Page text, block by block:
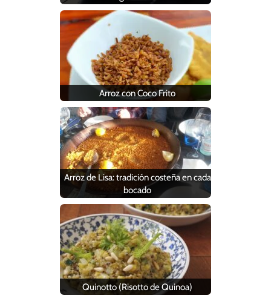
Arroz con Coco Frito
Arroz de Lisa: tradición costeña en cada
bocado
Quinotto (Risotto de Quinoa)